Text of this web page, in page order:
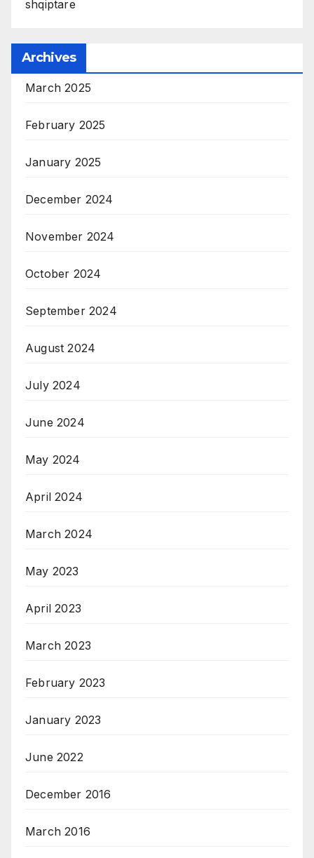
shqiptare
Archives
March 2025
February 2025
January 2025
December 2024
November 2024
October 2024
September 2024
August 2024
July 2024
June 2024
May 2024
April 2024
March 2024
May 2023
April 2023
March 2023
February 2023
January 2023
June 2022
December 2016
March 2016